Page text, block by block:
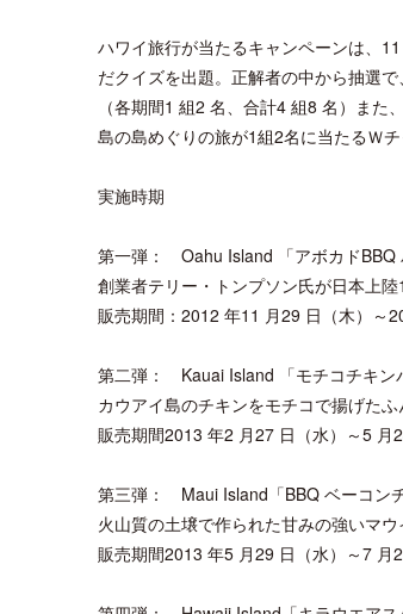
ハワイ旅行が当たるキャンペーンは、
だクイズを出題。正解者の中から抽選
（各期間1 組2 名、合計4 組8 名）ま
島の島めぐりの旅が1組2名に当たるＷチ
実施時期
第一弾： Oahu Island 「アボカドBBQ
創業者テリー・トンプソン氏が日本上
販売期間：2012 年11 月29 日（木）～
第二弾： Kauai Island 「モチコチキン
カウアイ島のチキンをモチコで揚げた
販売期間2013 年2 月27 日（水）～5 月
第三弾： Maui Island「BBQ ベーコン
火山質の土壌で作られた甘みの強いマ
販売期間2013 年5 月29 日（水）～7 月